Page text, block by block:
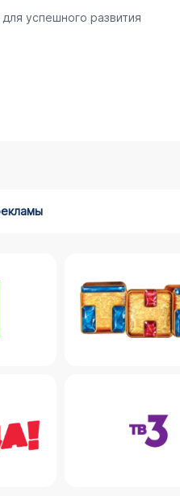
успешного развития